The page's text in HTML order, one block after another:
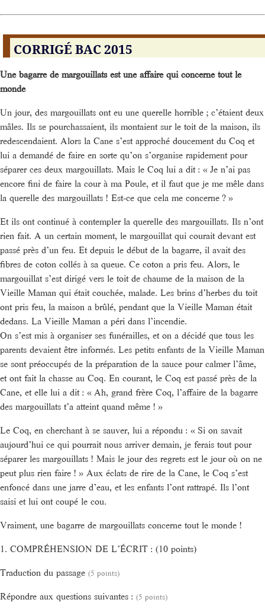
CORRIGÉ BAC 2015
Une bagarre de margouillats est une affaire qui concerne tout le
monde
Un jour, des margouillats ont eu une querelle horrible ; c’étaient deux
mâles. Ils se pourchassaient, ils montaient sur le toit de la maison, ils
redescendaient. Alors la Cane s’est approché doucement du Coq et
lui a demandé de faire en sorte qu’on s’organise rapidement pour
séparer ces deux margouillats. Mais le Coq lui a dit : « Je n’ai pas
encore fini de faire la cour à ma Poule, et il faut que je me mêle dans
la querelle des margouillats ! Est-ce que cela me concerne ? »
Et ils ont continué à contempler la querelle des margouillats. Ils n’ont
rien fait. A un certain moment, le margouillat qui courait devant est
passé près d’un feu. Et depuis le début de la bagarre, il avait des
fibres de coton collés à sa queue. Ce coton a pris feu. Alors, le
margouillat s’est dirigé vers le toit de chaume de la maison de la
Vieille Maman qui était couchée, malade. Les brins d’herbes du toit
ont pris feu, la maison a brûlé, pendant que la Vieille Maman était
dedans. La Vieille Maman a péri dans l’incendie.
On s’est mis à organiser ses funérailles, et on a décidé que tous les
parents devaient être informés. Les petits enfants de la Vieille Maman
se sont préoccupés de la préparation de la sauce pour calmer l’âme,
et ont fait la chasse au Coq. En courant, le Coq est passé près de la
Cane, et elle lui a dit : « Ah, grand frère Coq, l’affaire de la bagarre
des margouillats t’a atteint quand même ! »
Le Coq, en cherchant à se sauver, lui a répondu : « Si on savait
aujourd’hui ce qui pourrait nous arriver demain, je ferais tout pour
séparer les margouillats ! Mais le jour des regrets est le jour où on ne
peut plus rien faire ! » Aux éclats de rire de la Cane, le Coq s’est
enfoncé dans une jarre d’eau, et les enfants l’ont rattrapé. Ils l’ont
saisi et lui ont coupé le cou.
Vraiment, une bagarre de margouillats concerne tout le monde !
1. COMPRÉHENSION DE L’ÉCRIT : (10 points)
Traduction du passage (5 points)
Répondre aux questions suivantes : (5 points)